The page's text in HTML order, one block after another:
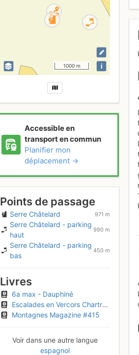
1000 m i
Accessible en
transport en commun
Planifier mon
déplacement →
Points de passage
Serre Châtelard 971 m
Serre Châtelard - parking
haut
990 m
Serre Châtelard - parking
bas
450 m
Livres
6a max - Dauphiné
Escalades en Vercors Chartreuse et Dévoluy
Montagnes Magazine #415
Voir dans une autre langue
espagnol